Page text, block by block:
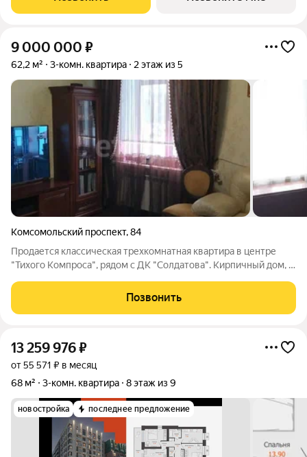
среде. Главные
9 000 000 ₽
62,2 м² 3-комн. квартира 2 этаж из 5
Комсомольский проспект,84
Продается классическая трехкомнатная квартира в центре
"Тихого Компроса", рядом с ДК "Солдатова". Кирпичный дом, с
уют сталинского дома, обновленный, красивый фасaд. В
квартире выполнены
Позвонить
13 259 976₽
от 55 571 ₽ в месяц
68 м²
3-комн. квартира 8 этаж из 9
новостройка последнее предложение